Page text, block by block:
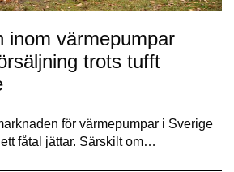
inom värmepumpar
trots tufft
för värmepumpar i Sverige
fåtal jättar. Särskilt om…